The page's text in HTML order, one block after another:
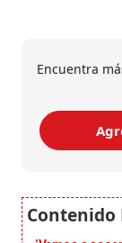
Encuentra